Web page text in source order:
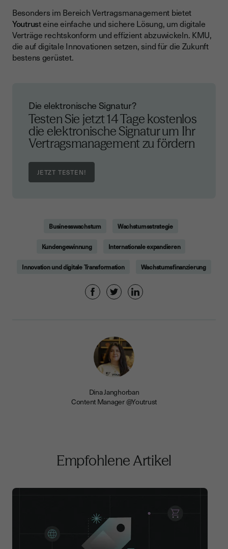
Besonders im Bereich Vertragsmanagement bietet
Youtrust eine einfache und sichere Lösung, um digitale
Verträge rechtskonform und effizient abzuwickeln. KMU,
die auf digitale Innovationen setzen, sind für die Zukunft
bestens gerüstet.
Die elektronische Signatur?
Testen Sie jetzt 14 Tage kostenlos
die elektronische Signatur um Ihr
Vertragsmanagement zu fördern
Businesswachstum Wachstumsstrategie
Kundengewinnung Internationale expandieren
Innovation und digitale Transformation Wachstumsfinanzierung
Dina Janghorban
Content Manager @Youtrust
Empfohlene Artikel